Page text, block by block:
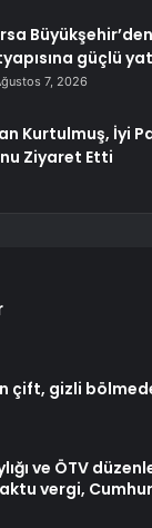
güçlü
7, 2026
Kurtulmuş, İyi
Ziyaret Etti
çift, gizli
ve ÖTV
vergi,